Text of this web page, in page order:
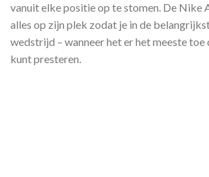
vanuit elke positie op te stomen. De Nike
alles op zijn plek zodat je in de
wedstrijd – wanneer het er het meeste
kunt presteren.